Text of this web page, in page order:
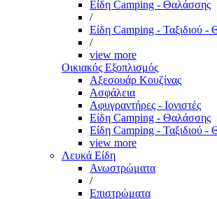
Είδη Camping - Θαλάσσης
/
Είδη Camping - Ταξιδιού -
/
view more
Οικιακός Εξοπλισμός
Αξεσουάρ Κουζίνας
Ασφάλεια
Αφυγραντήρες - Ιονιστές
Είδη Camping - Θαλάσσης
Είδη Camping - Ταξιδιού -
view more
Λευκά Είδη
Ανωστρώματα
/
Επιστρώματα